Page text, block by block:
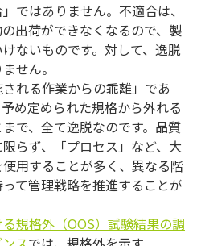
ではありません。不適合は、
出荷ができなくなるので、製
ないものです。対して、逸脱
せん。
れる作業からの乖離」であ
め定められた規格から外れる
で、全て逸脱なのです。品質
らず、「プロセス」など、大
用することが多く、異なる階
て管理戦略を推進することが
規格外（OOS）試験結果の調